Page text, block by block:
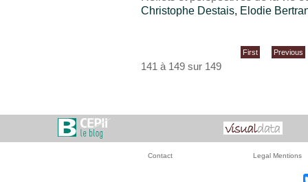
Christophe Destais, Elodie
First Previous
141 à 149 sur 149
Contact Legal Mentions